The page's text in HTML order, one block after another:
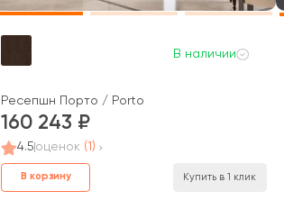
В наличии
Ресепшн Порто / Porto
160 243
4.5 оценок (1)
В корзину Купить в 1 клик